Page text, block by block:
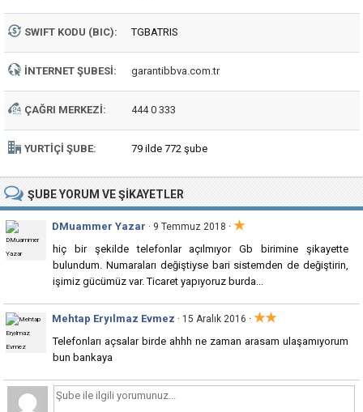
SWIFT KODU (BIC): TGBATRIS
İNTERNET ŞUBESI: garantibbva.com.tr
ÇAĞRI MERKEZI: 444 0 333
YURTIÇI ŞUBE: 79 ilde 772 şube
ŞUBEYORUM VE ŞIKAYETLER
DMuammer Yazar · 9 Temmuz 2018 · ★
hiç bir şekilde telefonlar açılmıyor Gb birimine şikayette
bulundum. Numaraları değiştiyse bari sistemden de değiştirin,
işimiz gücümüz var. Ticaret yapıyoruz burda...
Mehtap Eryılmaz Evmez · 15 Aralık 2016 · ★★
Telefonları açsalar birde ahhh ne zaman arasam ulaşamıyorum
bun bankaya